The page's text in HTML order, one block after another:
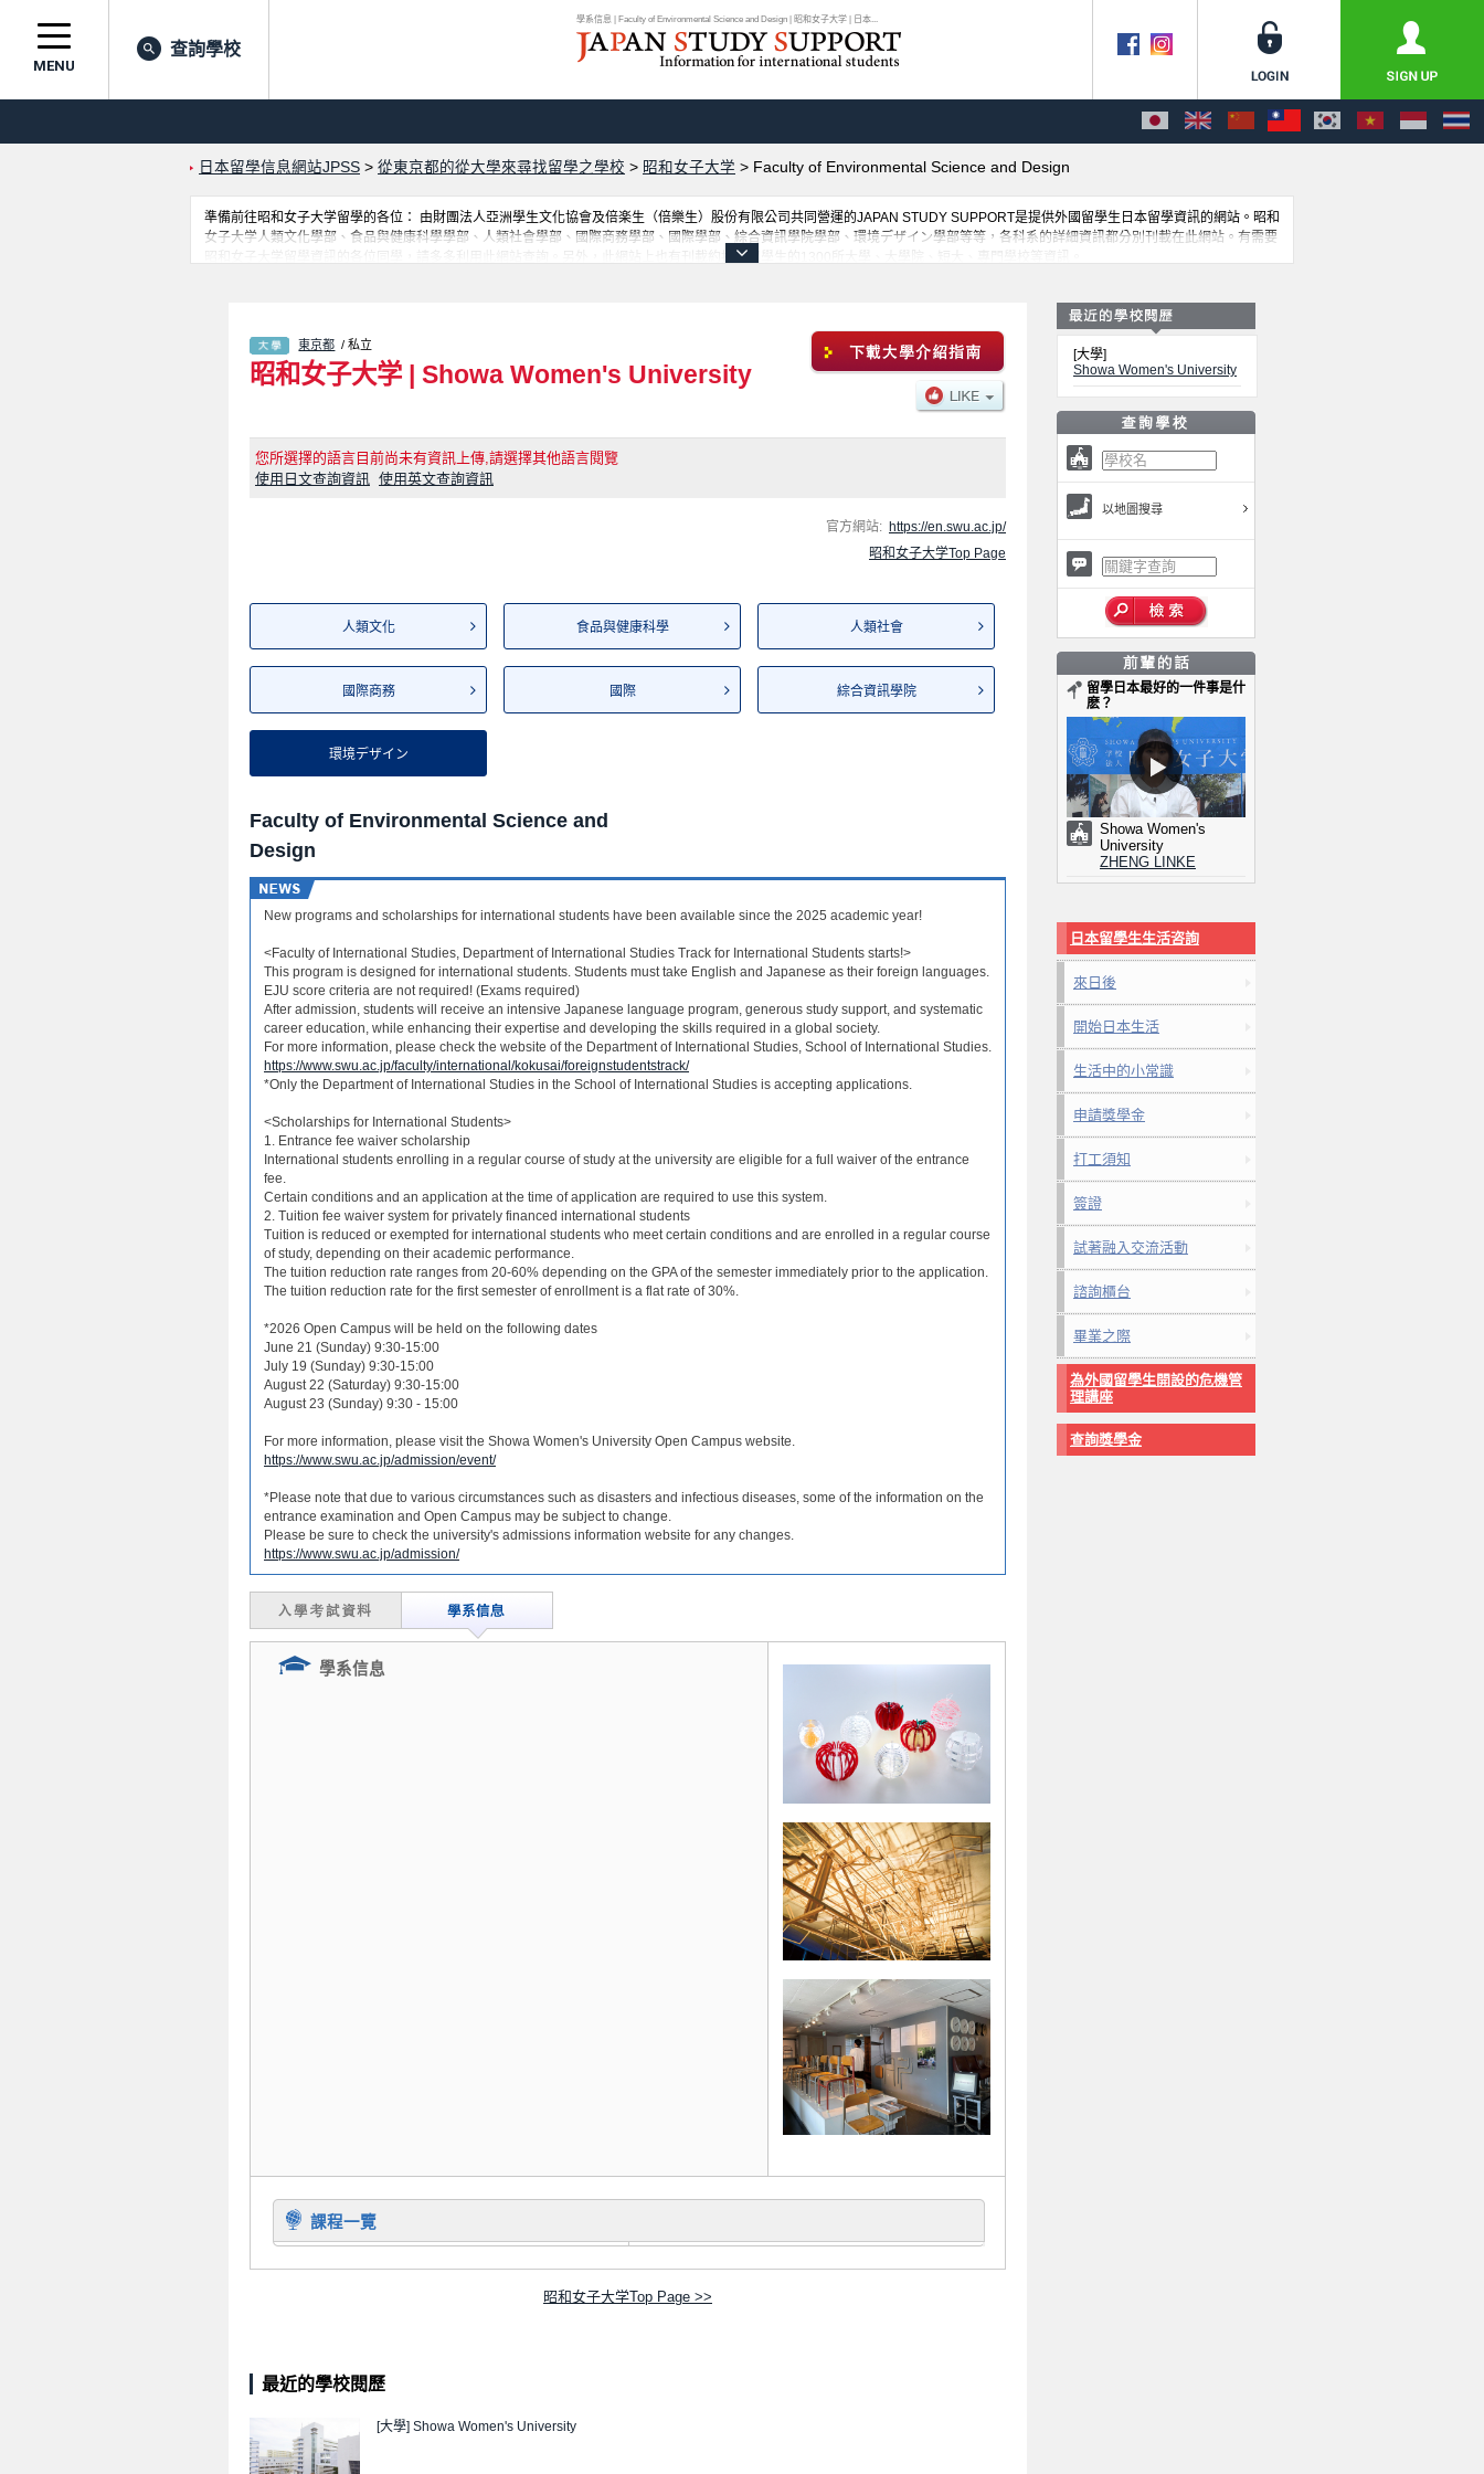
學系信息 | Faculty of Environmental Science and Design | 昭和女子大学 | 日本...
MENU
查詢學校
日本留學信息網站JPSS > 從東京都的從大學來尋找留學之學校 > 昭和女子大学 > Faculty of Environmental Science and Design
準備前往昭和女子大学留學的各位： 由財團法人亞洲學生文化協會及倍楽生（倍樂生）股份有限公司共同營運的JAPAN STUDY SUPPORT是提供外國留學生日本留學資訊的網站。昭和
女子大学人類文化學部、食品與健康科學學部、人類社會學部、國際商務學部、國際學部、綜合資訊學院學部、環境デザイン學部等等，各科系的詳細資訊都分別刊載在此網站。有需要
昭和女子大学留學資訊的各位同學，請多多利用此網站查詢。另外，此網站上也有刊載約招收留學生的1300所大學、大學院、短大、專門學校等資訊。
東京都 / 私立
昭和女子大学 | Showa Women's University
您所選擇的語言目前尚未有資訊上傳,請選擇其他語言閱覽
使用日文查詢資訊 使用英文查詢資訊
官方網站: https://en.swu.ac.jp/
昭和女子大学Top Page
人類文化 食品與健康科學 人類社會
國際商務 國際 綜合資訊學院
環境デザイン
Faculty of Environmental Science and
Design
New programs and scholarships for international students have been available since the 2025 academic year!
<Faculty of International Studies, Department of International Studies Track for International Students starts!>
This program is designed for international students. Students must take English and Japanese as their foreign languages.
EJU score criteria are not required! (Exams required)
After admission, students will receive an intensive Japanese language program, generous study support, and systematic
career education, while enhancing their expertise and developing the skills required in a global society.
For more information, please check the website of the Department of International Studies, School of International Studies.
https://www.swu.ac.jp/faculty/international/kokusai/foreignstudentstrack/
*Only the Department of International Studies in the School of International Studies is accepting applications.
<Scholarships for International Students>
1. Entrance fee waiver scholarship
International students enrolling in a regular course of study at the university are eligible for a full waiver of the entrance
fee.
Certain conditions and an application at the time of application are required to use this system.
2. Tuition fee waiver system for privately financed international students
Tuition is reduced or exempted for international students who meet certain conditions and are enrolled in a regular course
of study, depending on their academic performance.
The tuition reduction rate ranges from 20-60% depending on the GPA of the semester immediately prior to the application.
The tuition reduction rate for the first semester of enrollment is a flat rate of 30%.
*2026 Open Campus will be held on the following dates
June 21 (Sunday) 9:30-15:00
July 19 (Sunday) 9:30-15:00
August 22 (Saturday) 9:30-15:00
August 23 (Sunday) 9:30 - 15:00
For more information, please visit the Showa Women's University Open Campus website.
https://www.swu.ac.jp/admission/event/
*Please note that due to various circumstances such as disasters and infectious diseases, some of the information on the
entrance examination and Open Campus may be subject to change.
Please be sure to check the university's admissions information website for any changes.
https://www.swu.ac.jp/admission/
學系信息
課程一覽
昭和女子大学Top Page >>
最近的學校閱歷
[大學] Showa Women's University
[大學]
Showa Women's University
以地圖搜尋
留學日本最好的一件事是什
麽？
Showa Women's
University
ZHENG LINKE
日本留學生生活咨詢
來日後
開始日本生活
生活中的小常識
申請獎學金
打工須知
簽證
試著融入交流活動
諮詢櫃台
畢業之際
為外國留學生開設的危機管
理講座
查詢獎學金